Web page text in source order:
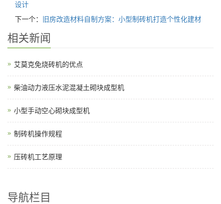
设计
下一个：
旧房改造材料自制方案：小型制砖机打造个性化建材
相关新闻
艾莫克免烧砖机的优点
柴油动力液压水泥混凝土砌块成型机
小型手动空心砌块成型机
制砖机操作规程
压砖机工艺原理
导航栏目